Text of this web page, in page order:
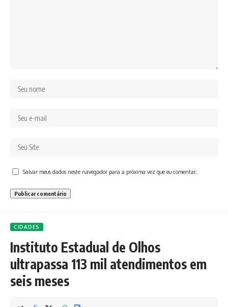
Salvar meus dados neste navegador para a próxima vez que eu comentar.
CIDADES
Instituto Estadual de Olhos
ultrapassa 113 mil atendimentos em
seis meses